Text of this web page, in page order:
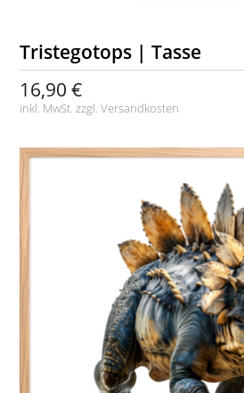
Tristegotops | Tasse
16,90 €
inkl. MwSt. zzgl.Versandkosten